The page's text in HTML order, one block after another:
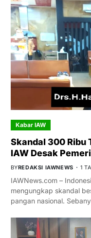
Kabar IAW
Skandal 300 Ribu
IAW Desak
BYREDAKSI IAWNEWS 1
IAWNews.com –
mengungkap skandal
pangan nasional.